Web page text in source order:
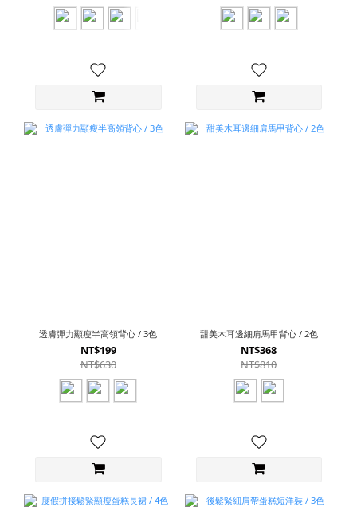
透膚彈力顯瘦半高領背心 / 3色
NT$199
NT$630
甜美木耳邊細肩馬甲背心 / 2色
NT$368
NT$810